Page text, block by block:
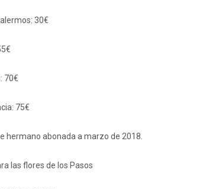
30€
70€
75€
hermano abonada a marzo de 2018.
las flores de los Pasos